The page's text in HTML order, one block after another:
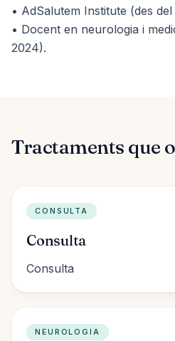
• AdSalutem Institute (des del
• Docent en neurologia i
2024).
Tractaments que
CONSULTA
Consulta
Consulta
NEUROLOGIA